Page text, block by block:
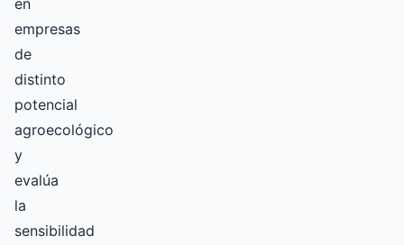
en
empresas
de
distinto
potencial
agroecológico
y
evalúa
la
sensibilidad